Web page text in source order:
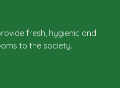
fresh, hygienic and
to the society.